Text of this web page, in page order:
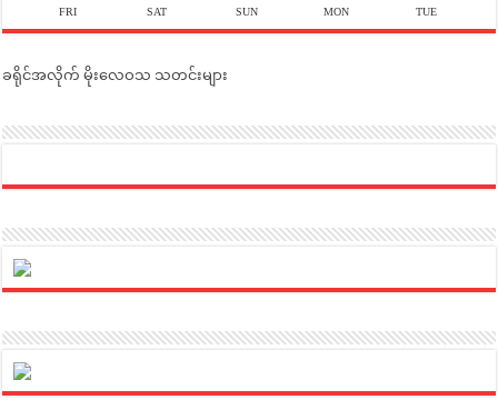
FRI SAT SUN MON TUE
ခရိုင်အလိုက် မိုးလေဝသ သတင်းများ